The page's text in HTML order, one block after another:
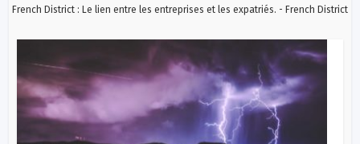
French District : Le lien entre les entreprises et les expatriés. - French District